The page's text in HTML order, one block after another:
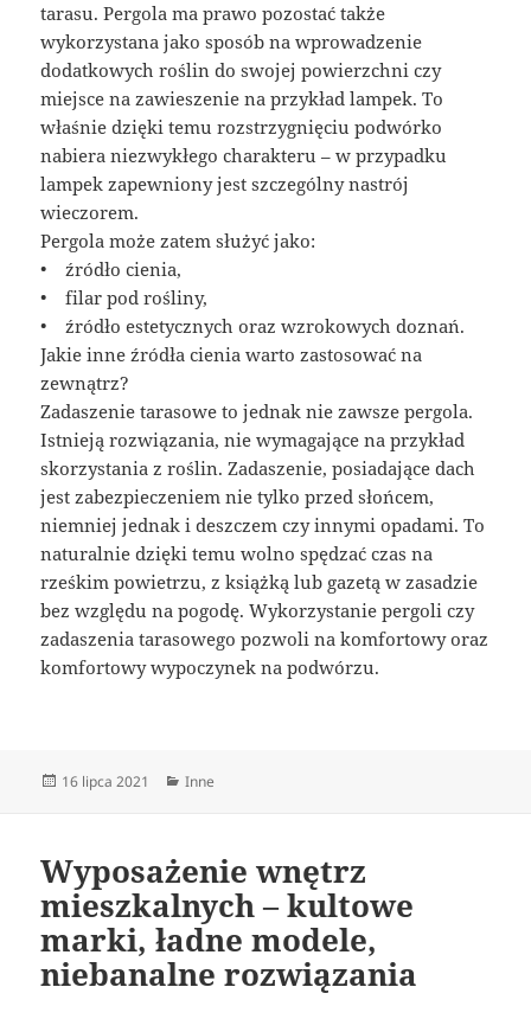
tarasu. Pergola ma prawo pozostać także
wykorzystana jako sposób na wprowadzenie
dodatkowych roślin do swojej powierzchni czy
miejsce na zawieszenie na przykład lampek. To
właśnie dzięki temu rozstrzygnięciu podwórko
nabiera niezwykłego charakteru – w przypadku
lampek zapewniony jest szczególny nastrój
wieczorem.
Pergola może zatem służyć jako:
• źródło cienia,
• filar pod rośliny,
• źródło estetycznych oraz wzrokowych doznań.
Jakie inne źródła cienia warto zastosować na
zewnątrz?
Zadaszenie tarasowe to jednak nie zawsze pergola.
Istnieją rozwiązania, nie wymagające na przykład
skorzystania z roślin. Zadaszenie, posiadające dach
jest zabezpieczeniem nie tylko przed słońcem,
niemniej jednak i deszczem czy innymi opadami. To
naturalnie dzięki temu wolno spędzać czas na
rześkim powietrzu, z książką lub gazetą w zasadzie
bez względu na pogodę. Wykorzystanie pergoli czy
zadaszenia tarasowego pozwoli na komfortowy oraz
komfortowy wypoczynek na podwórzu.
Data
16 lipca 2021 Kategorie
Inne
Wyposażenie wnętrz
mieszkalnych – kultowe
marki, ładne modele,
niebanalne rozwiązania